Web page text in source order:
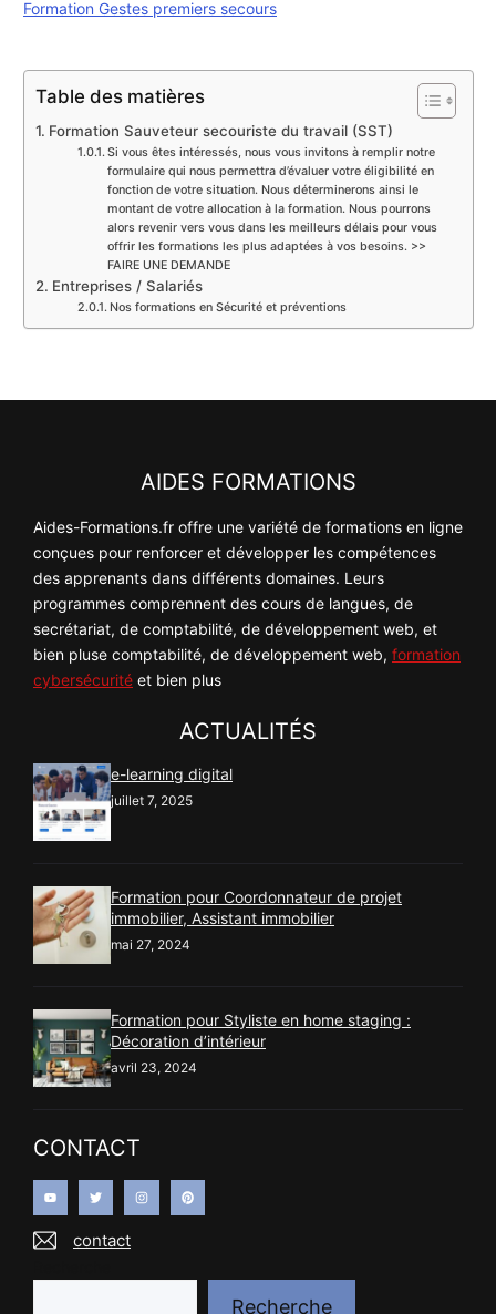
Formation Gestes premiers secours
Table des matières
Formation Sauveteur secouriste du travail (SST)
Si vous êtes intéressés, nous vous invitons à remplir notre
formulaire qui nous permettra d’évaluer votre éligibilité en
fonction de votre situation. Nous déterminerons ainsi le
montant de votre allocation à la formation. Nous pourrons
alors revenir vers vous dans les meilleurs délais pour vous
offrir les formations les plus adaptées à vos besoins. >>
FAIRE UNE DEMANDE
Entreprises / Salariés
Nos formations en Sécurité et préventions
AIDES FORMATIONS
Aides-Formations.fr offre une variété de formations en ligne
conçues pour renforcer et développer les compétences
des apprenants dans différents domaines. Leurs
programmes comprennent des cours de langues, de
secrétariat, de comptabilité, de développement web, et
bien pluse comptabilité, de développement web, formation
cybersécurité et bien plus
ACTUALITÉS
e-learning digital
juillet 7, 2025
Formation pour Coordonnateur de projet
immobilier, Assistant immobilier
mai 27, 2024
Formation pour Styliste en home staging :
Décoration d’intérieur
avril 23, 2024
CONTACT
contact
Recherche